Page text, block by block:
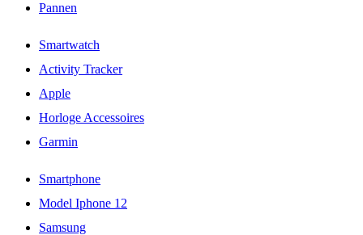
Pannen
Smartwatch
Activity Tracker
Apple
Horloge Accessoires
Garmin
Smartphone
Model Iphone 12
Samsung